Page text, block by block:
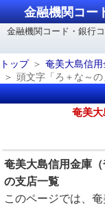
金融機関コー
金融機関コード・銀行
トップ
奄美大島信用
頭文字「ろ＋な～
奄美大
奄美大島信用金庫
の支店一覧
このページでは、